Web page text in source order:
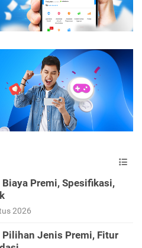
Premi, Spesifikasi,
2026
Jenis Premi, Fitur